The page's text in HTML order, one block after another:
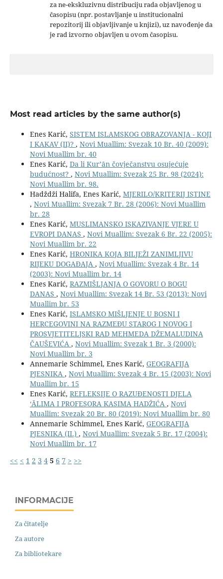
za ne-ekskluzivnu distribuciju rada objavljenog u
časopisu (npr. postavljanje u institucionalni
repozitorij ili objavljivanje u knjizi), uz navođenje da
je rad izvorno objavljen u ovom časopisu.
Most read articles by the same author(s)
Enes Karić, SISTEM ISLAMSKOG OBRAZOVANJA - KOJI
I KAKAV (II)? , Novi Muallim: Svezak 10 Br. 40 (2009):
Novi Muallim br. 40
Enes Karić, Da li Kur’ān čovječanstvu osujećuje
budućnost? , Novi Muallim: Svezak 25 Br. 98 (2024):
Novi Muallim br. 98.
Hadždži Halifa, Enes Karić, MJERILO/KRITERIJ ISTINE
, Novi Muallim: Svezak 7 Br. 28 (2006): Novi Muallim
br. 28
Enes Karić, MUSLIMANSKO ISKAZIVANJE VJERE U
EVROPI DANAS , Novi Muallim: Svezak 6 Br. 22 (2005):
Novi Muallim br. 22
Enes Karić, HRONIKA KOJA BILJEŽI ZANIMLJIVU
RIJEKU DOGAĐAJA , Novi Muallim: Svezak 4 Br. 14
(2003): Novi Muallim br. 14
Enes Karić, RAZMIŠLJANJA O GOVORU O BOGU
DANAS , Novi Muallim: Svezak 14 Br. 53 (2013): Novi
Muallim br. 53
Enes Karić, ISLAMSKO MIŠLJENJE U BOSNI I
HERCEGOVINI NA RAZMEÐU STAROG I NOVOG I
PROSVJETITELJSKI RAD MEHMEDA DŽEMALUDINA
ČAUŠEVIĆA , Novi Muallim: Svezak 1 Br. 3 (2000):
Novi Muallim br. 3
Annemarie Schimmel, Enes Karić, GEOGRAFIJA
PJESNIKA , Novi Muallim: Svezak 4 Br. 15 (2003): Novi
Muallim br. 15
Enes Karić, REFLEKSIJE O RAZUĐENOSTI DJELA
‘ĀLIMA I PROFESORA KASIMA HADŽIĆA , Novi
Muallim: Svezak 20 Br. 80 (2019): Novi Muallim br. 80
Annemarie Schimmel, Enes Karić, GEOGRAFIJA
PJESNIKA (II.) , Novi Muallim: Svezak 5 Br. 17 (2004):
Novi Muallim br. 17
<< < 1 2 3 4 5 6 7 > >>
INFORMACIJE
Za čitatelje
Za autore
Za bibliotekare